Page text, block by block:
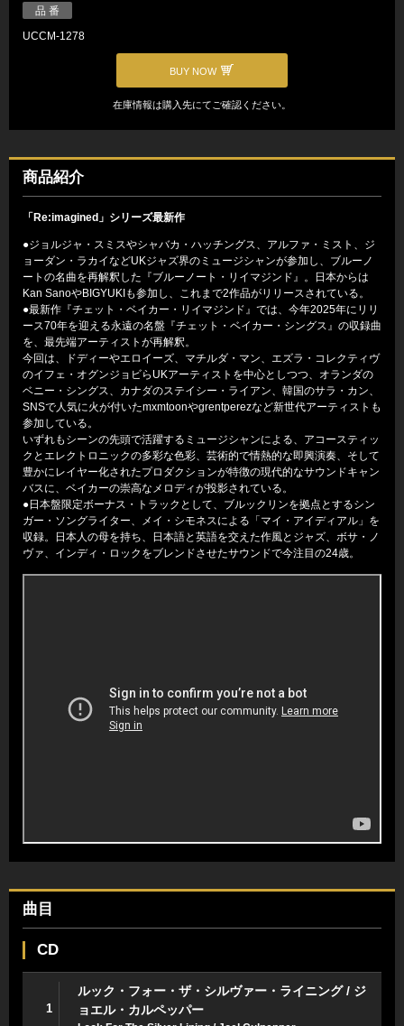
品 番
UCCM-1278
BUY NOW
在庫情報は購入先にてご確認ください。
商品紹介
「Re:imagined」シリーズ最新作
●ジョルジャ・スミスやシャバカ・ハッチングス、アルファ・ミスト、ジ
ョーダン・ラカイなどUKジャズ界のミュージシャンが参加し、ブルーノ
ートの名曲を再解釈した『ブルーノート・リイマジンド』。日本からは
Kan SanoやBIGYUKIも参加し、これまで2作品がリリースされている。
●最新作『チェット・ベイカー・リイマジンド』では、今年2025年にリリ
ース70年を迎える永遠の名盤『チェット・ベイカー・シングス』の収録曲
を、最先端アーティストが再解釈。
今回は、ドディーやエロイーズ、マチルダ・マン、エズラ・コレクティヴ
のイフェ・オグンジョビらUKアーティストを中心としつつ、オランダの
ベニー・シングス、カナダのステイシー・ライアン、韓国のサラ・カン、
SNSで人気に火が付いたmxmtoonやgrentperezなど新世代アーティストも
参加している。
いずれもシーンの先頭で活躍するミュージシャンによる、アコースティッ
クとエレクトロニックの多彩な色彩、芸術的で情熱的な即興演奏、そして
豊かにレイヤー化されたプロダクションが特徴の現代的なサウンドキャン
バスに、ベイカーの崇高なメロディが投影されている。
●日本盤限定ボーナス・トラックとして、ブルックリンを拠点とするシン
ガー・ソングライター、メイ・シモネスによる「マイ・アイディアル」を
収録。日本人の母を持ち、日本語と英語を交えた作風とジャズ、ボサ・ノ
ヴァ、インディ・ロックをブレンドさせたサウンドで今注目の24歳。
曲目
CD
1
ルック・フォー・ザ・シルヴァー・ライニング / ジ
ョエル・カルペッパー